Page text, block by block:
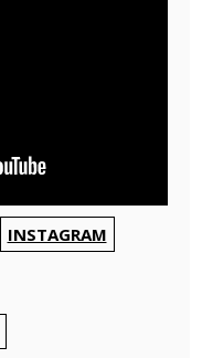
INSTAGRAM